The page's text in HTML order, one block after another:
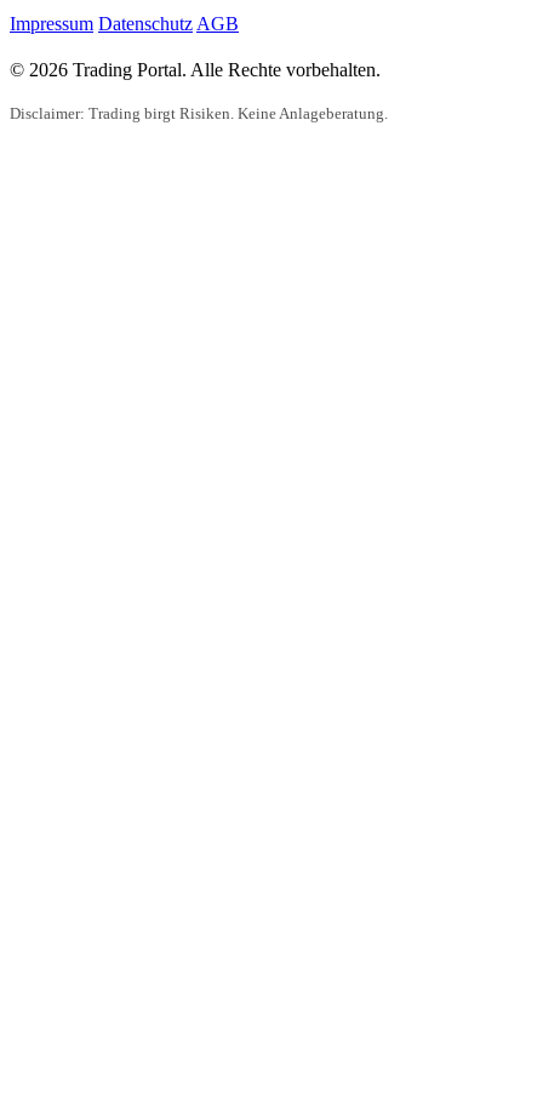
Impressum Datenschutz AGB
© 2026 Trading Portal. Alle Rechte vorbehalten.
Disclaimer: Trading birgt Risiken. Keine Anlageberatung.